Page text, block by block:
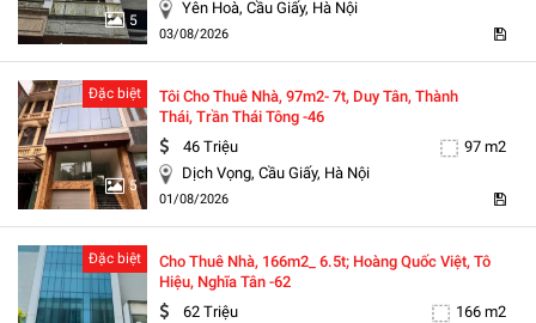
5
Yên Hoà, Cầu Giấy, Hà Nội
03/08/2026
5
Đặc biệt
Tôi Cho Thuê Nhà, 97m2- 7t, Duy Tân, Thành
Thái, Trần Thái Tông -46
46 Triệu
97 m2
Dịch Vọng, Cầu Giấy, Hà Nội
01/08/2026
Đặc biệt
Cho Thuê Nhà, 166m2_ 6.5t; Hoàng Quốc Việt, Tô
Hiệu, Nghĩa Tân -62
62 Triệu
166 m2